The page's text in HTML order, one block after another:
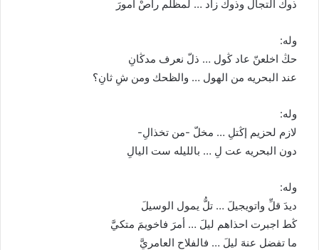
ذوك التجال وذوك زاد … لمظلَّم راصْ أمورَ
وله:
حڭ اخلعنّ عاد ڭول … ذلّ نعرف مدڭانِ
عند البحريه من الهول … والظحك ومن شِ ثانِ؟
وله:
لازم لحزيم إڭتلِ … مخلّ -من تخذالِ-
دون البحريه عت لِ … بالليله ست اليالِ
وله:
ديدَ قلِّ واتويجيلَ … تلُّ يمول الوسيلَ
ڭط اجبرت احذاهم ليلَ … أمرَ فاخويمَ متكيَّ
ما تفضل عنهَ ليلَ … فالفلاح العامريَّ